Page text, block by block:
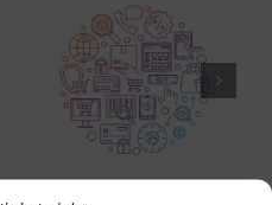
La protección de Google, un
nuevo servicio para empresas